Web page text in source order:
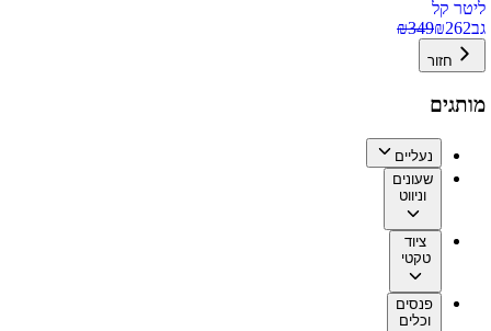
ליטר קל
גב
₪262
₪349
חזור
מותגים
נעליים
שעונים
וניווט
ציוד
טקטי
פנסים
וכלים